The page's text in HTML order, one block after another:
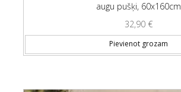
augu pušķi, 60x160cm
32,90 €
Pievienot grozam